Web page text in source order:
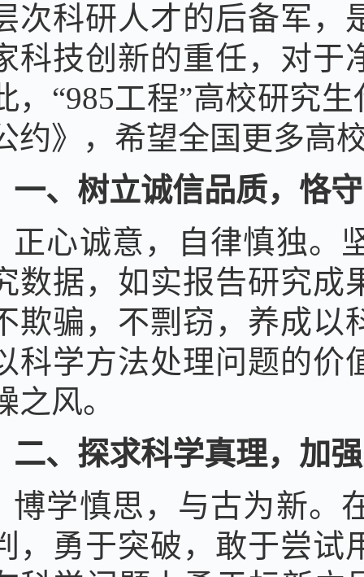
次科研人才的后备军，
科技创新的重任，对于
，“985工程”高校研究
约》，希望全国更多高
一、树立诚信品质，恪
正心诚意，自律慎独。
数据，如实报告研究成
欺骗，不剽窃，养成以
科学方法处理问题的价
之风。
二、探求科学真理，加
博学慎思，与古为新。
，勇于突破，敢于尝试